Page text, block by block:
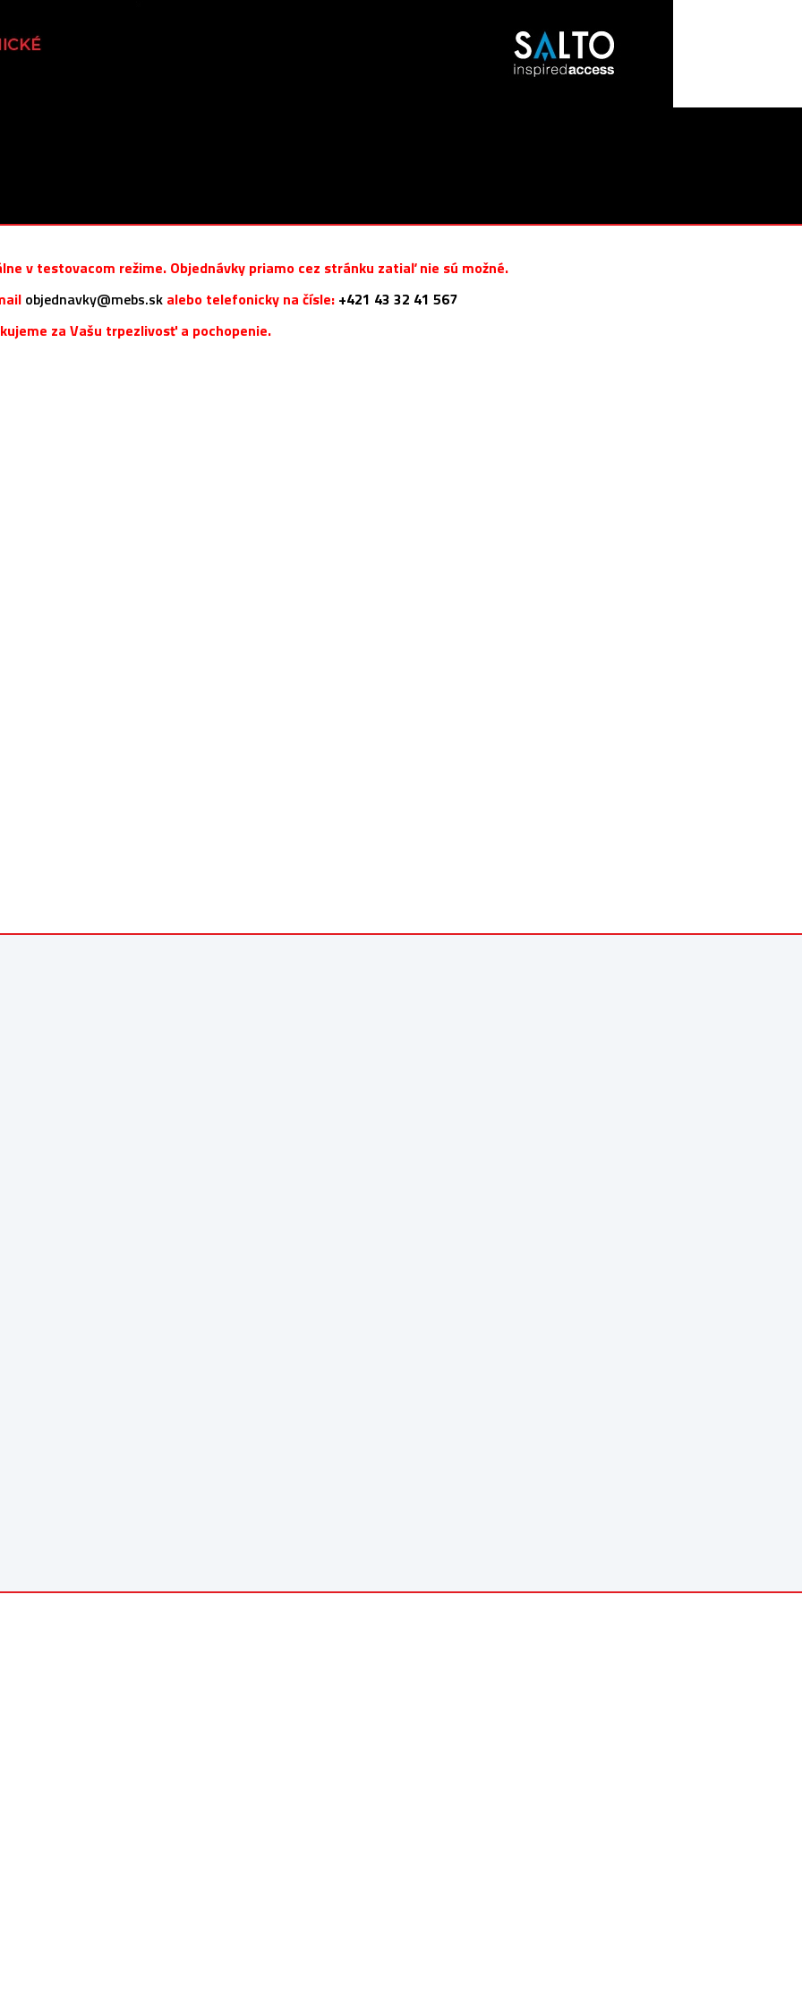
v testovacom režime. Objednávky priamo cez stránku zatiaľ nie sú možné.
objednavky@mebs.skalebo telefonicky na čísle: +421 43 32 41 567
za Vašu trpezlivosť a pochopenie.